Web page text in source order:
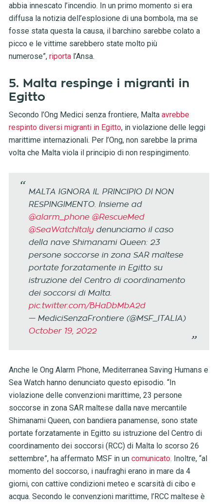
abbia innescato l’incendio. In un primo momento si era
diffusa la notizia dell’esplosione di una bombola, ma se
fosse stata questa la causa, il barchino sarebbe colato a
picco e le vittime sarebbero state molto più
numerose”, riportal’Ansa.
5. Malta respinge i migranti in
Egitto
Secondo l’Ong Medici senza frontiere, Malta avrebbe
respinto diversi migranti in Egitto, in violazione delle leggi
marittime internazionali. Per l’Ong, non sarebbe la prima
volta che Malta viola il principio di non respingimento.
MALTA IGNORA IL PRINCIPIO DI NON
RESPINGIMENTO. Insieme ad
@alarm_phone @RescueMed
@SeaWatchItalydenunciamo il caso
della nave Shimanami Queen: 23
persone soccorse in zona SAR maltese
portate forzatamente in Egitto su
istruzione del Centro di coordinamento
dei soccorsi di Malta.
pic.twitter.com/BHaDbMbA2d
— MediciSenzaFrontiere (@MSF_ITALIA)
October 19, 2022
Anche le Ong Alarm Phone, Mediterranea Saving Humans e
Sea Watch hanno denunciato questo episodio. “In
violazione delle convenzioni marittime, 23 persone
soccorse in zona SAR maltese dalla nave mercantile
Shimanami Queen, con bandiera panamense, sono state
portate forzatamente in Egitto su istruzione del Centro di
coordinamento dei soccorsi (RCC) di Malta lo scorso 26
settembre”, ha affermato MSF in un comunicato. Inoltre, “al
momento del soccorso, i naufraghi erano in mare da 4
giorni, con cattive condizioni meteo e scarsità di cibo e
acqua. Secondo le convenzioni marittime, l’RCC maltese è